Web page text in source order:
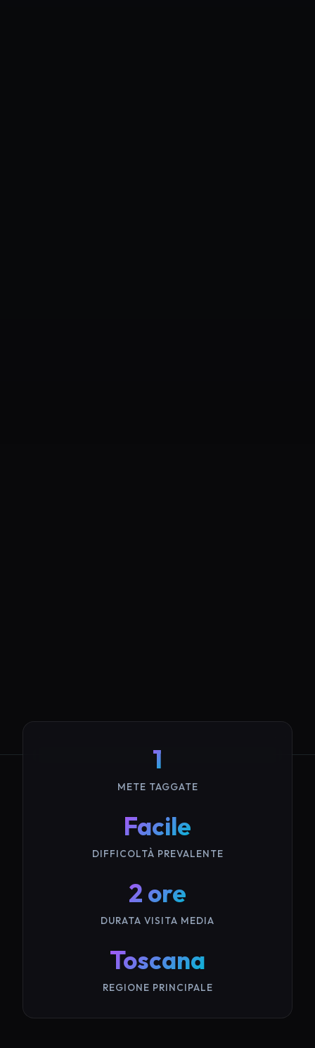
1
METE TAGGATE
Facile
DIFFICOLTÀ PREVALENTE
2 ore
DURATA VISITA MEDIA
Toscana
REGIONE PRINCIPALE